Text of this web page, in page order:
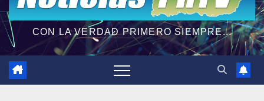
CON LA VERDAD PRIMERO SIEMPRE...